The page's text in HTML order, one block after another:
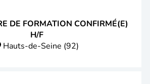
DE FORMATION CONFIRMÉ(E)
H/F
Hauts-de-Seine (92)